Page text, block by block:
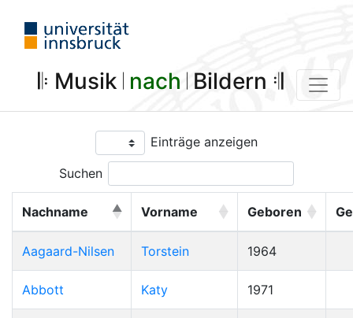
𝄆 Musik 𝄀 nach 𝄀 Bildern 𝄇
Einträge anzeigen
Suchen
Nachname Vorname Geboren
Aagaard-Nilsen Torstein 1964
Abbott Katy 1971